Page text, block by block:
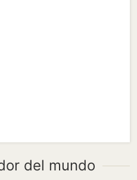
del mundo